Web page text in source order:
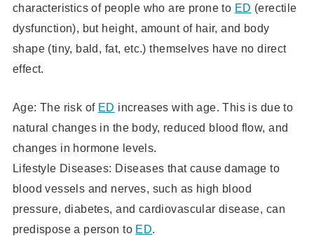
characteristics of people who are prone to ED (erectile
dysfunction), but height, amount of hair, and body
shape (tiny, bald, fat, etc.) themselves have no direct
effect.
Age: The risk of ED increases with age. This is due to
natural changes in the body, reduced blood flow, and
changes in hormone levels.
Lifestyle Diseases: Diseases that cause damage to
blood vessels and nerves, such as high blood
pressure, diabetes, and cardiovascular disease, can
predispose a person to ED.